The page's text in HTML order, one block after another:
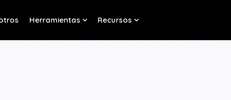
Herramientas
Show submenu for Herramientas
Recursos